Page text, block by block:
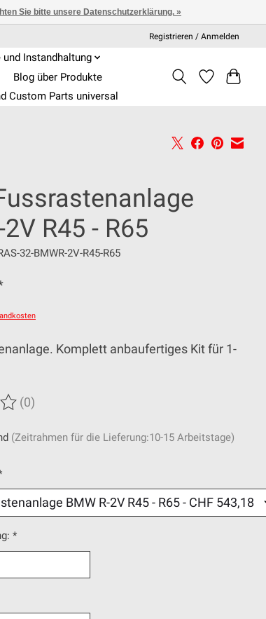
Registrieren / Anmelden
Instandhaltung
Blog über Produkte
Custom Parts universal
R45 - R65
32-BMWR-2V-R45-R65
Komplett anbaufertiges Kit für 1-
Produkts ist
(0)
(Zeitrahmen für die Lieferung:10-15 Arbeitstage)
*
Sie bitte unsere Datenschutzerklärung. »